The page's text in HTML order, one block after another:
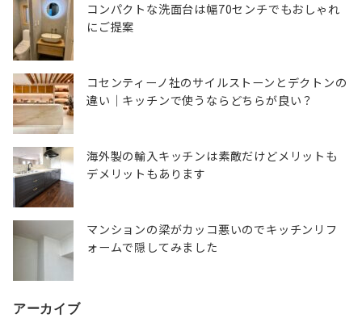
コンパクトな洗面台は幅70センチでもおしゃれ
にご提案
コセンティーノ社のサイルストーンとデクトンの
違い｜キッチンで使うならどちらが良い？
海外製の輸入キッチンは素敵だけどメリットも
デメリットもあります
マンションの梁がカッコ悪いのでキッチンリフ
ォームで隠してみました
アーカイブ